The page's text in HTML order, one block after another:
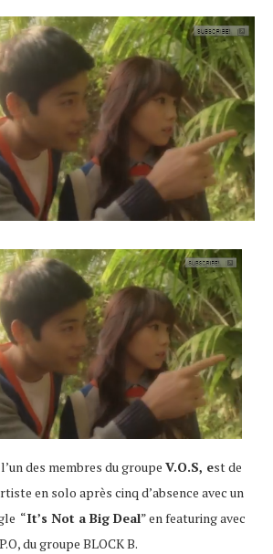
l’un des membres du groupe V.O.S, est de
en solo après cinq d’absence avec un
“It’s Not a Big Deal” en featuring avec
P.O, du groupe BLOCK B.